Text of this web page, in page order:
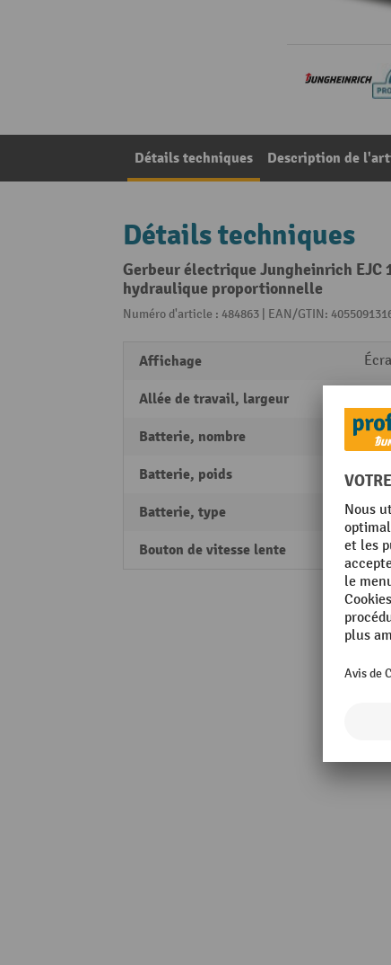
Détails techniques Description de
Détails techniques
Gerbeur électrique Jungheinrich EJC
hydraulique proportionnelle
Numéro d'article : 484863 | EAN/GTIN:
Affichage
Allée de travail, largeur
Batterie, nombre 1
Batterie, poids 47
Batterie, type
Bouton de vitesse lente oui